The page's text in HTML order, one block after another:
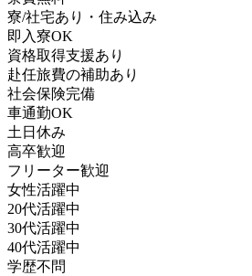
寮/社宅あり・住み込み
即入寮OK
資格取得支援あり
赴任旅費の補助あり
社会保険完備
車通勤OK
土日休み
高卒歓迎
フリーター歓迎
女性活躍中
20代活躍中
30代活躍中
40代活躍中
学歴不問